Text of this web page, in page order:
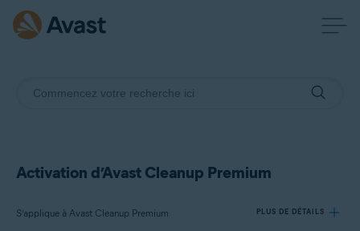
Activation d’Avast Cleanup Premium
S’applique à Avast Cleanup Premium PLUS DE DÉTAILS